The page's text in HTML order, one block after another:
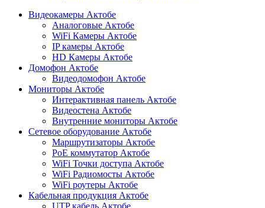
Видеокамеры Актобе
Аналоговые Актобе
WiFi Камеры Актобе
IP камеры Актобе
HD Камеры Актобе
Домофон Актобе
Видеодомофон Актобе
Мониторы Актобе
Интерактивная панель Актобе
Видеостена Актобе
Внутренние мониторы Актобе
Сетевое оборудование Актобе
Маршрутизаторы Актобе
PoE коммутатор Актобе
WiFi Точки доступа Актобе
WiFi Радиомосты Актобе
WiFi роутеры Актобе
Кабельная продукция Актобе
UTP кабель Актобе